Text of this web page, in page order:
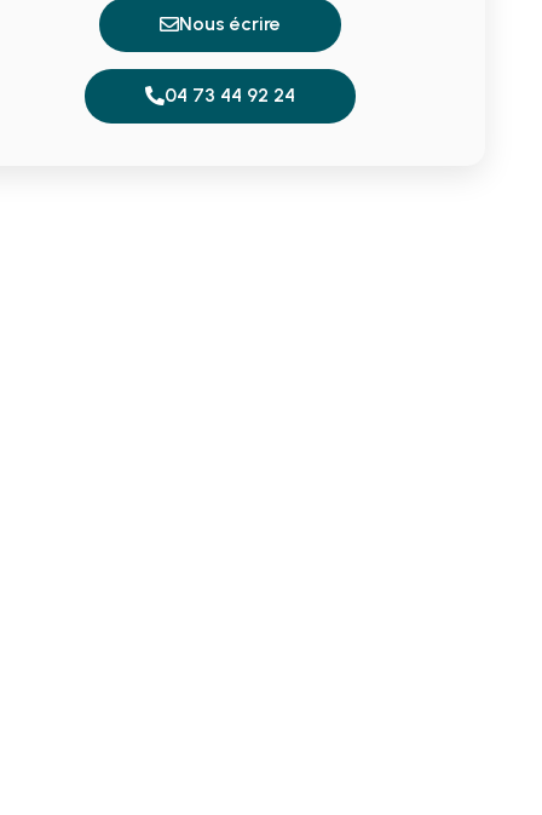
Nous écrire
04 73 44 92 24